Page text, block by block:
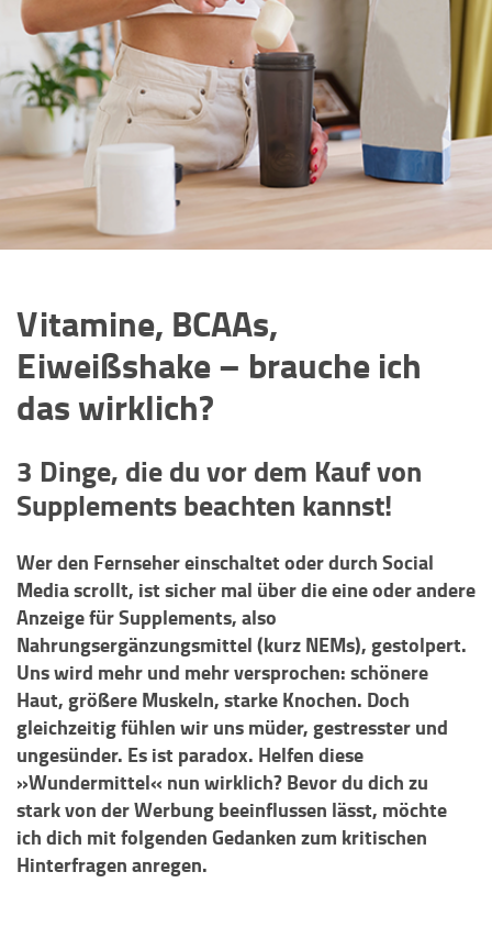
Vitamine, BCAAs,
Eiweißshake – brauche ich
das wirklich?
3 Dinge, die du vor dem Kauf von
Supplements beachten kannst!
Wer den Fernseher einschaltet oder durch Social
Media scrollt, ist sicher mal über die eine oder andere
Anzeige für Supplements, also
Nahrungsergänzungsmittel (kurz NEMs), gestolpert.
Uns wird mehr und mehr versprochen: schönere
Haut, größere Muskeln, starke Knochen. Doch
gleichzeitig fühlen wir uns müder, gestresster und
ungesünder. Es ist paradox. Helfen diese
»Wundermittel« nun wirklich? Bevor du dich zu
stark von der Werbung beeinflussen lässt, möchte
ich dich mit folgenden Gedanken zum kritischen
Hinterfragen anregen.